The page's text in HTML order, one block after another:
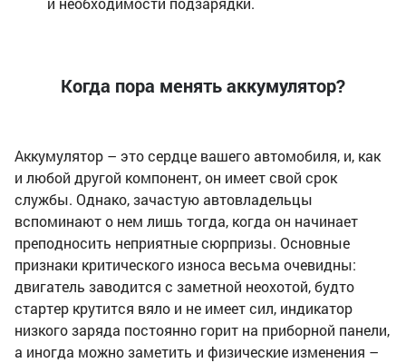
Когда пора менять аккумулятор?
Аккумулятор – это сердце вашего автомобиля, и, как
и любой другой компонент, он имеет свой срок
службы. Однако, зачастую автовладельцы
вспоминают о нем лишь тогда, когда он начинает
преподносить неприятные сюрпризы. Основные
признаки критического износа весьма очевидны:
двигатель заводится с заметной неохотой, будто
стартер крутится вяло и не имеет сил, индикатор
низкого заряда постоянно горит на приборной панели,
а иногда можно заметить и физические изменения –